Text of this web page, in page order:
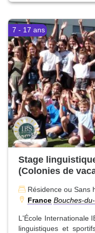
7 - 17 ans
Stage
(Colonies de
Résidence ou Sans
France Bouches-
L'École Internationale
linguistiques et